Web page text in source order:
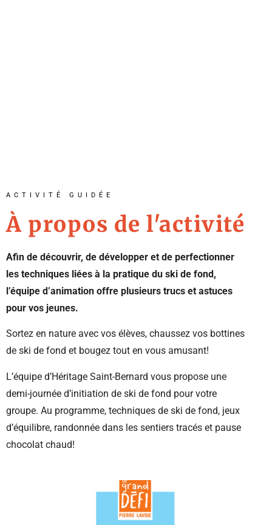
ACTIVITÉ GUIDÉE
À propos de l'activité
Afin de découvrir, de développer et de perfectionner
les techniques liées à la pratique du ski de fond,
l’équipe d’animation offre plusieurs trucs et astuces
pour vos jeunes.
Sortez en nature avec vos élèves, chaussez vos bottines
de ski de fond et bougez tout en vous amusant!
L’équipe d’Héritage Saint-Bernard vous propose une
demi-journée d’initiation de ski de fond pour votre
groupe. Au programme, techniques de ski de fond, jeux
d’équilibre, randonnée dans les sentiers tracés et pause
chocolat chaud!